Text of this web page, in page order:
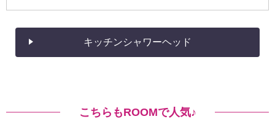
キッチンシャワーヘッド
こちらもROOMで人気♪